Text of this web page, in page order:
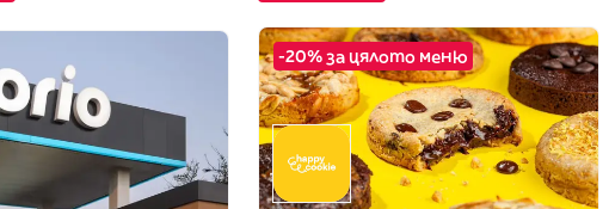
-20% за цялото меню